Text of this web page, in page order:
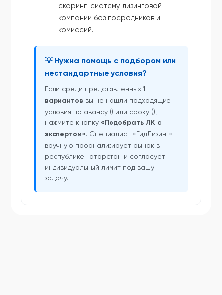
скоринг-систему лизинговой
компании без посредников и
комиссий.
💡 Нужна помощь с подбором или
нестандартные условия?
Если среди представленных1
вариантов вы не нашли подходящие
условия по авансу () или сроку (),
нажмите кнопку «Подобрать ЛК с
экспертом». Специалист «ГидЛизинг»
вручную проанализирует рынок в
республике Татарстан и согласует
индивидуальный лимит под вашу
задачу.